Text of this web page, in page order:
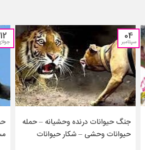
04
سپتامبر
جنگ حیوانات درنده وحشیانه – حمله
حیوانات وحشی – شکار حیوانات
12